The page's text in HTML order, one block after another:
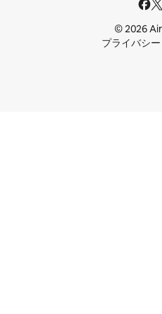
© 2026
プライバシー